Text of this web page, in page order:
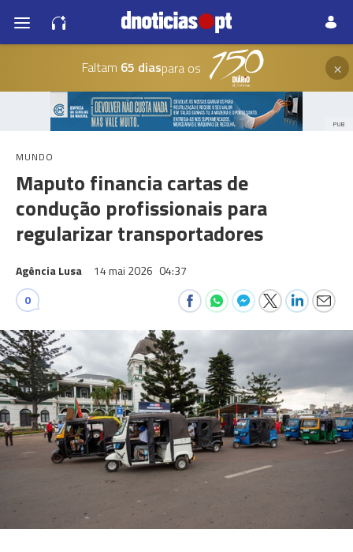
Faltam 65 diaspara os ×
PUB
MUNDO
Maputo financia cartas de
condução profissionais para
regularizar transportadores
Agência Lusa 14 mai 2026 04:37
0